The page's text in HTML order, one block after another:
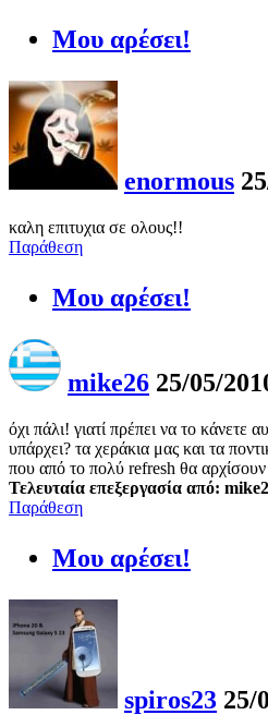
Μου αρέσει!
enormous
καλη επιτυχια σε ολους!!
Παράθεση
Μου αρέσει!
mike26 25/05/
όχι πάλι! γιατί πρέπει να το κάνετε
υπάρχει? τα χεράκια μας και τα
που από το πολύ refresh θα
Τελευταία επεξεργασία από:
Παράθεση
Μου αρέσει!
spiros23 25/